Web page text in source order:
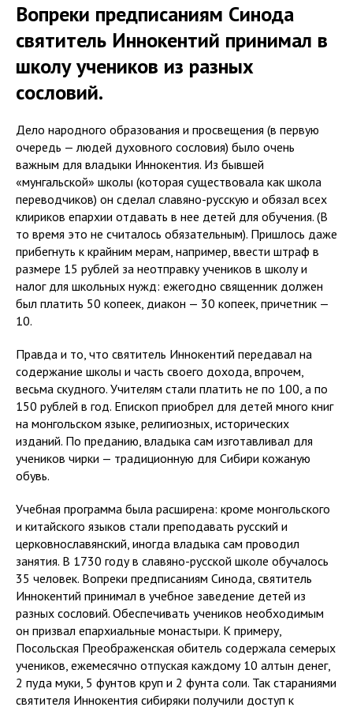
Вопреки предписаниям Синода
святитель Иннокентий принимал в
школу учеников из разных
сословий.
Дело народного образования и просвещения (в первую
очередь — людей духовного сословия) было очень
важным для владыки Иннокентия. Из бывшей
«мунгальской» школы (которая существовала как школа
переводчиков) он сделал славяно-русскую и обязал всех
клириков епархии отдавать в нее детей для обучения. (В
то время это не считалось обязательным). Пришлось даже
прибегнуть к крайним мерам, например, ввести штраф в
размере 15 рублей за неотправку учеников в школу и
налог для школьных нужд: ежегодно священник должен
был платить 50 копеек, диакон — 30 копеек, причетник —
10.
Правда и то, что святитель Иннокентий передавал на
содержание школы и часть своего дохода, впрочем,
весьма скудного. Учителям стали платить не по 100, а по
150 рублей в год. Епископ приобрел для детей много книг
на монгольском языке, религиозных, исторических
изданий. По преданию, владыка сам изготавливал для
учеников чирки — традиционную для Сибири кожаную
обувь.
Учебная программа была расширена: кроме монгольского
и китайского языков стали преподавать русский и
церковнославянский, иногда владыка сам проводил
занятия. В 1730 году в славяно-русской школе обучалось
35 человек. Вопреки предписаниям Синода, святитель
Иннокентий принимал в учебное заведение детей из
разных сословий. Обеспечивать учеников необходимым
он призвал епархиальные монастыри. К примеру,
Посольская Преображенская обитель содержала семерых
учеников, ежемесячно отпуская каждому 10 алтын денег,
2 пуда муки, 5 фунтов круп и 2 фунта соли. Так стараниями
святителя Иннокентия сибиряки получили доступ к